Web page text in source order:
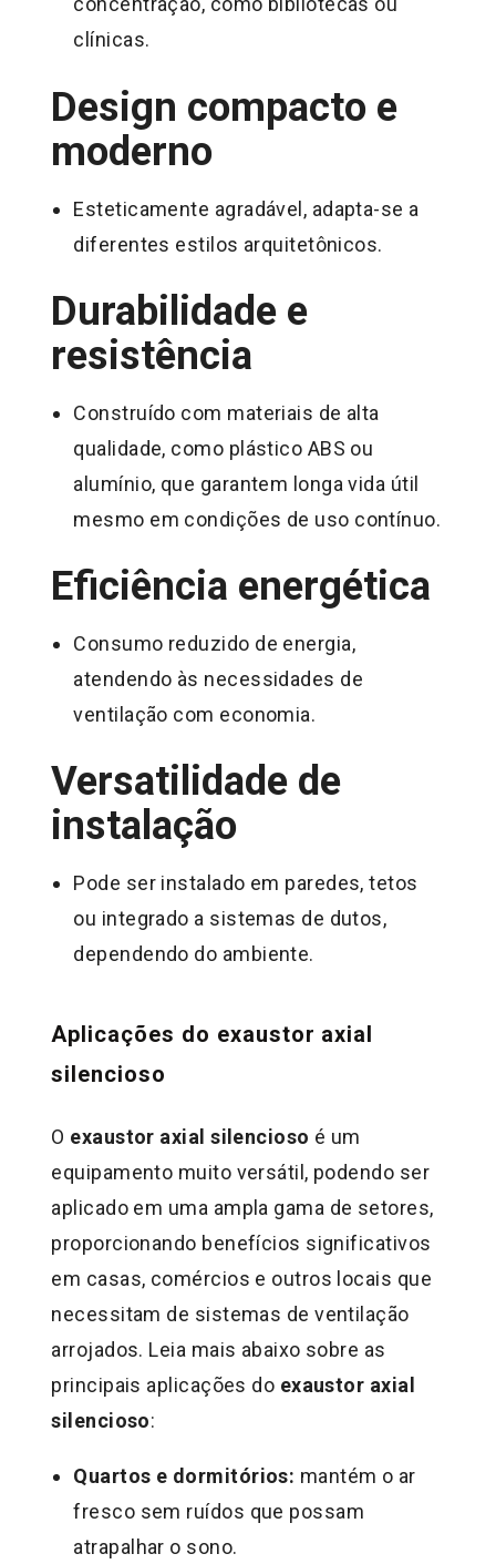
clínicas.
Design compacto e
moderno
Esteticamente agradável, adapta-se a
diferentes estilos arquitetônicos.
Durabilidade e
resistência
Construído com materiais de alta
qualidade, como plástico ABS ou
alumínio, que garantem longa vida útil
mesmo em condições de uso contínuo.
Eficiência energética
Consumo reduzido de energia,
atendendo às necessidades de
ventilação com economia.
Versatilidade de
instalação
Pode ser instalado em paredes, tetos
ou integrado a sistemas de dutos,
dependendo do ambiente.
Aplicações do exaustor axial
silencioso
O exaustor axial silencioso é um
equipamento muito versátil, podendo ser
aplicado em uma ampla gama de setores,
proporcionando benefícios significativos
em casas, comércios e outros locais que
necessitam de sistemas de ventilação
arrojados. Leia mais abaixo sobre as
principais aplicações do exaustor axial
silencioso:
Quartos e dormitórios: mantém o ar
fresco sem ruídos que possam
atrapalhar o sono.